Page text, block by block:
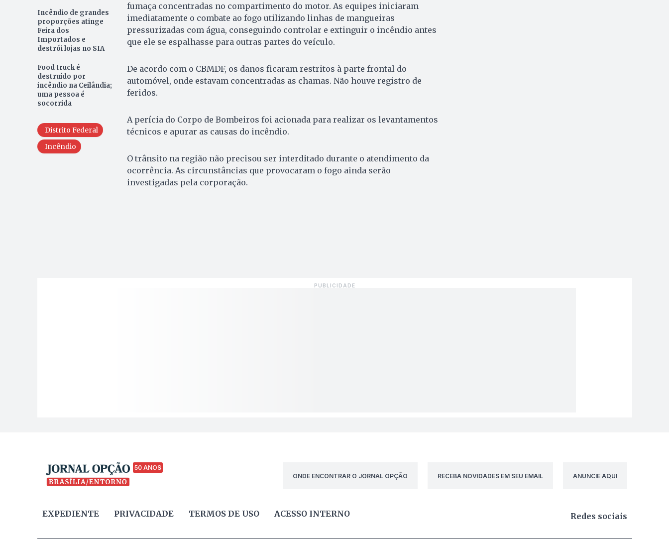
Incêndio de grandes
proporções atinge
Feira dos
Importados e
destrói lojas no SIA
Food truck é
destruído por
incêndio na Ceilândia;
uma pessoa é
socorrida
Distrito Federal
Incêndio
fumaça concentradas no compartimento do motor. As equipes iniciaram
imediatamente o combate ao fogo utilizando linhas de mangueiras
pressurizadas com água, conseguindo controlar e extinguir o incêndio antes
que ele se espalhasse para outras partes do veículo.
De acordo com o CBMDF, os danos ficaram restritos à parte frontal do
automóvel, onde estavam concentradas as chamas. Não houve registro de
feridos.
A perícia do Corpo de Bombeiros foi acionada para realizar os levantamentos
técnicos e apurar as causas do incêndio.
O trânsito na região não precisou ser interditado durante o atendimento da
ocorrência. As circunstâncias que provocaram o fogo ainda serão
investigadas pela corporação.
50 ANOS
ONDE ENCONTRAR O JORNAL OPÇÃO
RECEBA NOVIDADES EM SEU EMAIL ANUNCIE AQUI
EXPEDIENTE PRIVACIDADE TERMOS DE USO ACESSO INTERNO Redes sociais